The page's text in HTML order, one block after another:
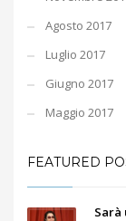
Agosto 2017
Luglio 2017
Giugno 2017
Maggio 2017
FEATURED
Sarà